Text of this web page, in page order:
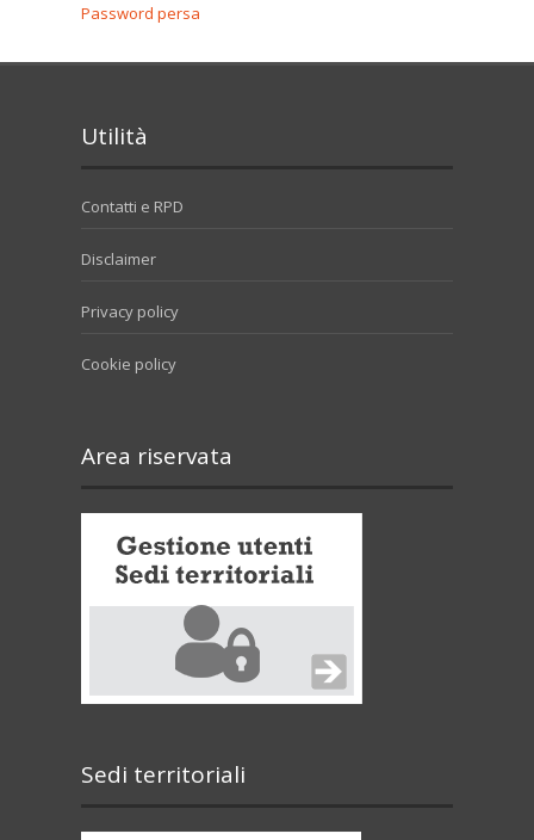
Password persa
Utilità
Contatti e RPD
Disclaimer
Privacy policy
Cookie policy
Area riservata
Sedi territoriali